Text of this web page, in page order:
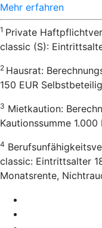
Mehr erfahren
1 Private
classic (S):
2 Hausrat:
150 EUR
3 Mietkaution:
Kautionssumme
4
classic: Eintrittsalter
Monatsrente,